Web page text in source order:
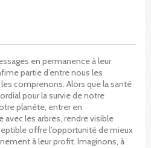
en permanence à leur
partie d’entre nous les
comprenons. Alors que la santé
pour la survie de notre
planète, entrer en
les arbres, rendre visible
offre l’opportunité de mieux
à leur profit. Imaginons, à